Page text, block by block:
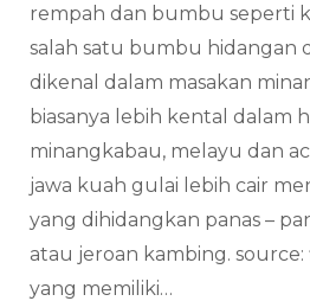
rempah dan bumbu seperti
salah satu bumbu hidangan
dikenal dalam masakan
biasanya lebih kental dalam
minangkabau, melayu dan
jawa kuah gulai lebih cair
yang dihidangkan panas –
atau jeroan kambing.
yang memiliki…